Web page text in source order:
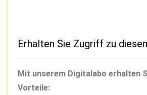
Erhalten Sie Zugriff zu
Mit unserem Digitalabo erhalten
Vorteile: